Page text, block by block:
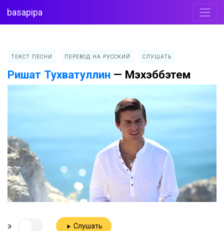
basapipa
ТЕКСТ ПЕСНИ ПЕРЕВОД НА РУССКИЙ СЛУШАТЬ
Ришат Тухватуллин — Мэхэббэтем
э Слушать